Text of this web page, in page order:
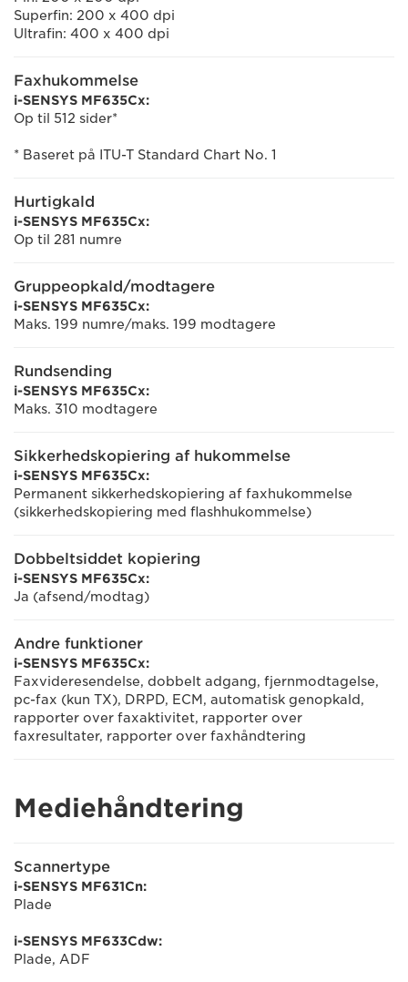
Superfin: 200 x 400 dpi
Ultrafin: 400 x 400 dpi
Faxhukommelse
i-SENSYS MF635Cx:
Op til 512 sider*
* Baseret på ITU-T Standard Chart No. 1
Hurtigkald
i-SENSYS MF635Cx:
Op til 281 numre
Gruppeopkald/modtagere
i-SENSYS MF635Cx:
Maks. 199 numre/maks. 199 modtagere
Rundsending
i-SENSYS MF635Cx:
Maks. 310 modtagere
Sikkerhedskopiering af hukommelse
i-SENSYS MF635Cx:
Permanent sikkerhedskopiering af faxhukommelse
(sikkerhedskopiering med flashhukommelse)
Dobbeltsiddet kopiering
i-SENSYS MF635Cx:
Ja (afsend/modtag)
Andre funktioner
i-SENSYS MF635Cx:
Faxvideresendelse, dobbelt adgang, fjernmodtagelse,
pc-fax (kun TX), DRPD, ECM, automatisk genopkald,
rapporter over faxaktivitet, rapporter over
faxresultater, rapporter over faxhåndtering
Mediehåndtering
Scannertype
i-SENSYS MF631Cn:
Plade
i-SENSYS MF633Cdw:
Plade, ADF